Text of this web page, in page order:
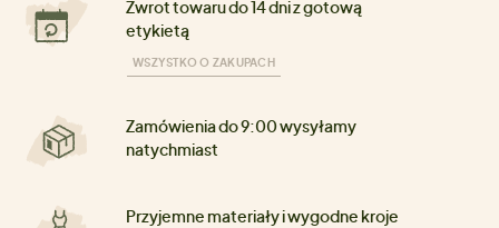
Zwrot towaru do 14 dni z gotową
etykietą
WSZYSTKO O ZAKUPACH
Zamówienia do 9:00 wysyłamy
natychmiast
Przyjemne materiały i wygodne kroje